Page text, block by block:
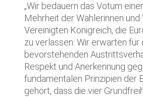
„Wir bedauern das Votum
Mehrheit der Wählerinnen und
Vereinigten Königreich, die
zu verlassen. Wir erwarten für
bevorstehenden
Respekt und Anerkennung
fundamentalen Prinzipien der
gehört, dass die vier